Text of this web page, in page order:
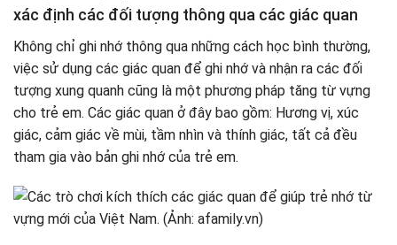
xác định các đối tượng thông qua các giác quan
Không chỉ ghi nhớ thông qua những cách học bình thường,
việc sử dụng các giác quan để ghi nhớ và nhận ra các đối
tượng xung quanh cũng là một phương pháp tăng từ vựng
cho trẻ em. Các giác quan ở đây bao gồm: Hương vị, xúc
giác, cảm giác về mùi, tầm nhìn và thính giác, tất cả đều
tham gia vào bản ghi nhớ của trẻ em.